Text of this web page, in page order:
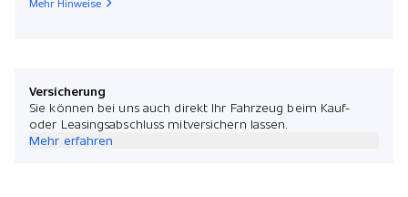
Mehr Hinweise
Versicherung
Sie können bei uns auch direkt Ihr Fahrzeug beim Kauf-
oder Leasingsabschluss mitversichern lassen.
Mehr erfahren